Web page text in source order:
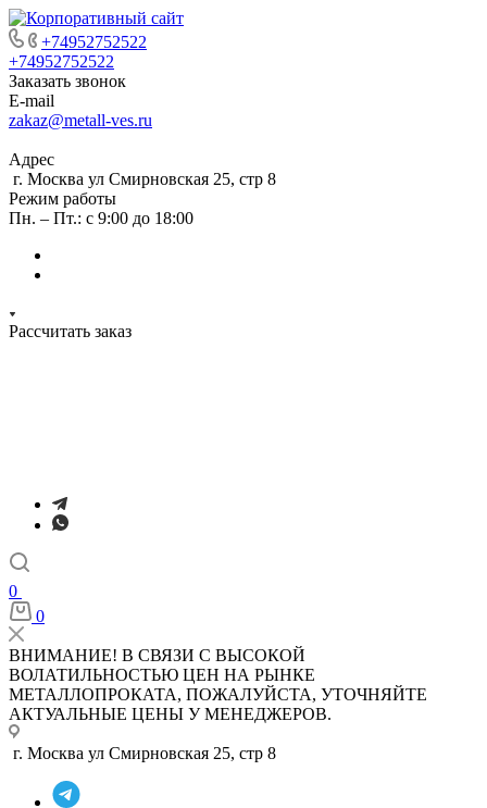
+74952752522
+74952752522
Заказать звонок
E-mail
zakaz@metall-ves.ru
Адрес
г. Москва ул Смирновская 25, стр 8
Режим работы
Пн. – Пт.: с 9:00 до 18:00
Рассчитать заказ
0
0
ВНИМАНИЕ! В СВЯЗИ С ВЫСОКОЙ
ВОЛАТИЛЬНОСТЬЮ ЦЕН НА РЫНКЕ
МЕТАЛЛОПРОКАТА, ПОЖАЛУЙСТА, УТОЧНЯЙТЕ
АКТУАЛЬНЫЕ ЦЕНЫ У МЕНЕДЖЕРОВ.
г. Москва ул Смирновская 25, стр 8